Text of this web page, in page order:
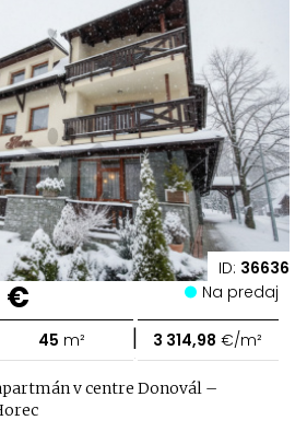
ID: 36636
€ Na predaj
45 m² | 3 314,98 €/m²
v centre Donovál –